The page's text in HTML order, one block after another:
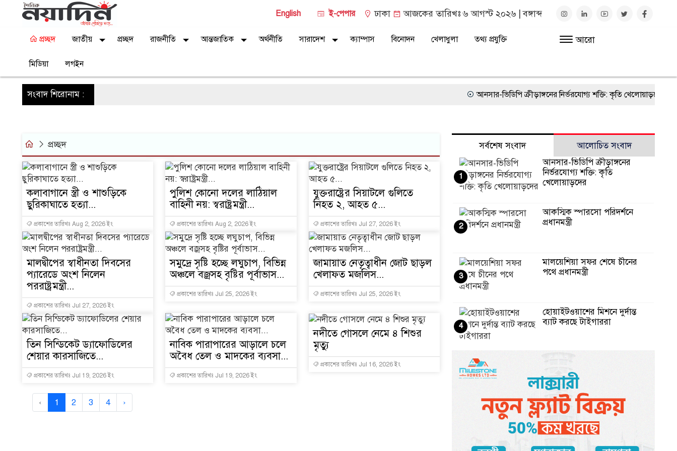
English ই-পেপার ঢাকা আজকের তারিখঃ ৬ আগস্ট ২০২৬ | বঙ্গাব্দ
প্রচ্ছদ জাতীয় প্রচ্ছদ রাজনীতি আন্তজাতিক অর্থনীতি সারাদেশ ক্যাম্পাস বিনোদন খেলাধুলা তথ্য প্রযুক্তি
মিডিয়া লগইন
আরো
সংবাদ শিরোনাম : আনসার-ভিডিপি ক্রীড়াঙ্গনের নির্ভরযোগ্য শক্তি: কৃতি খেলোয়াড়দের
প্রচ্ছদ
কলাবাগানে স্ত্রী ও শাশুড়িকে
ছুরিকাঘাতে হত্যা...
প্রকাশের তারিখঃ Aug 2, 2026 ইং
পুলিশ কোনো দলের লাঠিয়াল
বাহিনী নয়: স্বরাষ্ট্রমন্ত্রী...
প্রকাশের তারিখঃ Aug 2, 2026 ইং
যুক্তরাষ্ট্রের সিয়াটলে গুলিতে
নিহত ২, আহত ৫...
প্রকাশের তারিখঃ Jul 27, 2026 ইং
মালদ্বীপের স্বাধীনতা দিবসের
প্যারেডে অংশ নিলেন
পররাষ্ট্রমন্ত্রী...
প্রকাশের তারিখঃ Jul 27, 2026 ইং
সমুদ্রে সৃষ্টি হচ্ছে লঘুচাপ, বিভিন্ন
অঞ্চলে বজ্রসহ বৃষ্টির পূর্বাভাস...
প্রকাশের তারিখঃ Jul 25, 2026 ইং
জামায়াত নেতৃত্বাধীন জোট ছাড়ল
খেলাফত মজলিস...
প্রকাশের তারিখঃ Jul 25, 2026 ইং
তিন সিন্ডিকেট ড্যাফোডিলের
শেয়ার কারসাজিতে...
প্রকাশের তারিখঃ Jul 19, 2026 ইং
নাবিক পারাপারের আড়ালে চলে
অবৈধ তেল ও মাদকের ব্যবসা...
প্রকাশের তারিখঃ Jul 19, 2026 ইং
নদীতে গোসলে নেমে ৪ শিশুর
মৃত্যু
প্রকাশের তারিখঃ Jul 16, 2026 ইং
‹ 1 2 3 4 ›
সর্বশেষ সংবাদ
আলোচিত সংবাদ
আনসার-ভিডিপি ক্রীড়াঙ্গনের
নির্ভরযোগ্য শক্তি: কৃতি
খেলোয়াড়দের
1
আকস্মিক স্পারসো পরিদর্শনে
প্রধানমন্ত্রী
2
মালয়েশিয়া সফর শেষে চীনের
পথে প্রধানমন্ত্রী
3
হোয়াইটওয়াশের মিশনে দুর্দান্ত
ব্যাট করছে টাইগাররা
4
৫ বছরের মেগা কর্মপরিকল্পনা
প্রণয়ন করছে সরকার : প্রধানমন্ত্র
5
বাংলাদেশ পুলিশের সঙ্গে কর্পোরেট
চুক্তি করল তুর্কি এয়ারলাইন্